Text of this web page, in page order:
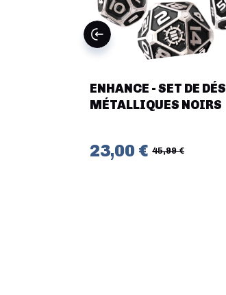
ENHANCE - SET DE DÉS
MÉTALLIQUES NOIRS
23,00 € 45,99 €